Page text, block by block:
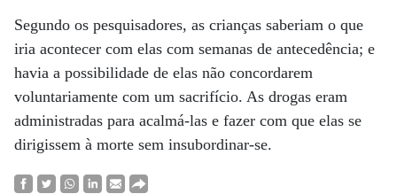
Segundo os pesquisadores, as crianças saberiam o que
iria acontecer com elas com semanas de antecedência; e
havia a possibilidade de elas não concordarem
voluntariamente com um sacrifício. As drogas eram
administradas para acalmá-las e fazer com que elas se
dirigissem à morte sem insubordinar-se.